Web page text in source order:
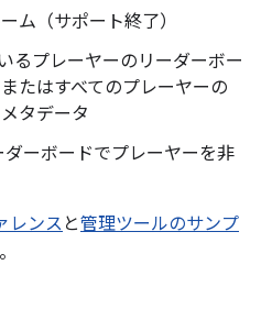
ム（サポート終了）
るプレーヤーのリーダーボー
たはすべてのプレーヤーの
タデータ
ーボードでプレーヤーを非
レンスと管理ツールのサンプ